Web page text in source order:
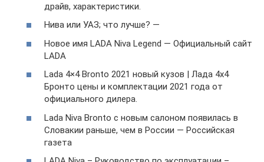
драйв, характеристики.
Нива или УАЗ; что лучше? —
Новое имя LADA Niva Legend — Официальный сайт
LADA
Lada 4×4 Bronto 2021 новый кузов | Лада 4х4
Бронто цены и комплектации 2021 года от
официального дилера.
Lada Niva Bronto с новым салоном появилась в
Словакии раньше, чем в России — Российская
газета